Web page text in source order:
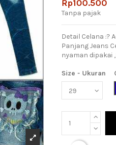
Rp100.500
Tanpa pajak
Detail Celana :?
Panjang Jeans
nyaman dipakai
Size - Ukuran